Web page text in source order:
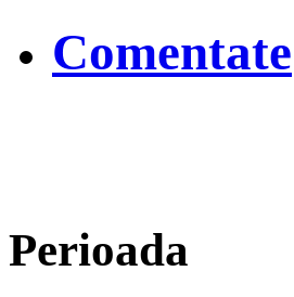
Comentate
Perioada